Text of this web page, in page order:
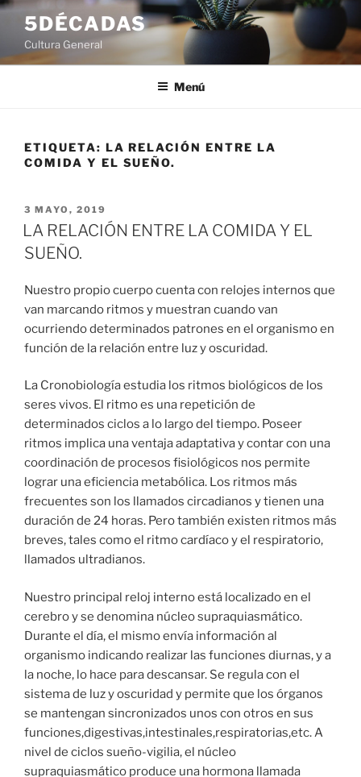
Saltar
contenido
5DÉCADAS
Cultura General
Menú
ETIQUETA: LA RELACIÓN ENTRE LA
COMIDA Y EL SUEÑO.
PUBLICADO
EL
3 MAYO, 2019
LA RELACIÓN ENTRE LA COMIDA Y EL
SUEÑO.
Nuestro propio cuerpo cuenta con relojes internos que
van marcando ritmos y muestran cuando van
ocurriendo determinados patrones en el organismo en
función de la relación entre luz y oscuridad.
La Cronobiología estudia los ritmos biológicos de los
seres vivos. El ritmo es una repetición de
determinados ciclos a lo largo del tiempo. Poseer
ritmos implica una ventaja adaptativa y contar con una
coordinación de procesos fisiológicos nos permite
lograr una eficiencia metabólica. Los ritmos más
frecuentes son los llamados circadianos y tienen una
duración de 24 horas. Pero también existen ritmos más
breves, tales como el ritmo cardíaco y el respiratorio,
llamados ultradianos.
Nuestro principal reloj interno está localizado en el
cerebro y se denomina núcleo supraquiasmático.
Durante el día, el mismo envía información al
organismo indicando realizar las funciones diurnas, y a
la noche, lo hace para descansar. Se regula con el
sistema de luz y oscuridad y permite que los órganos
se mantengan sincronizados unos con otros en sus
funciones,digestivas,intestinales,respiratorias,etc. A
nivel de ciclos sueño-vigilia, el núcleo
supraquiasmático produce una hormona llamada